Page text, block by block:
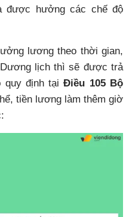
được hưởng các chế độ
lương theo thời gian,
lịch thì sẽ được trả
quy định tạiĐiều 105 Bộ
tiền lương làm thêm giờ